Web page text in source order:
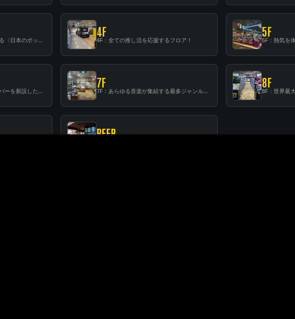
3F：世界中から注目を集める〈日本のポップカルチャー〉の発信基地！
4F
4F：全ての推し活を応援するフロア！
5F
5F：熱気を
6F：スタンディング・ビアバーを新設した日本最大規模のレコード専門フロア！
7F
7F：あらゆる音楽が集結する最多ジャンルフロア！
8F
BEER